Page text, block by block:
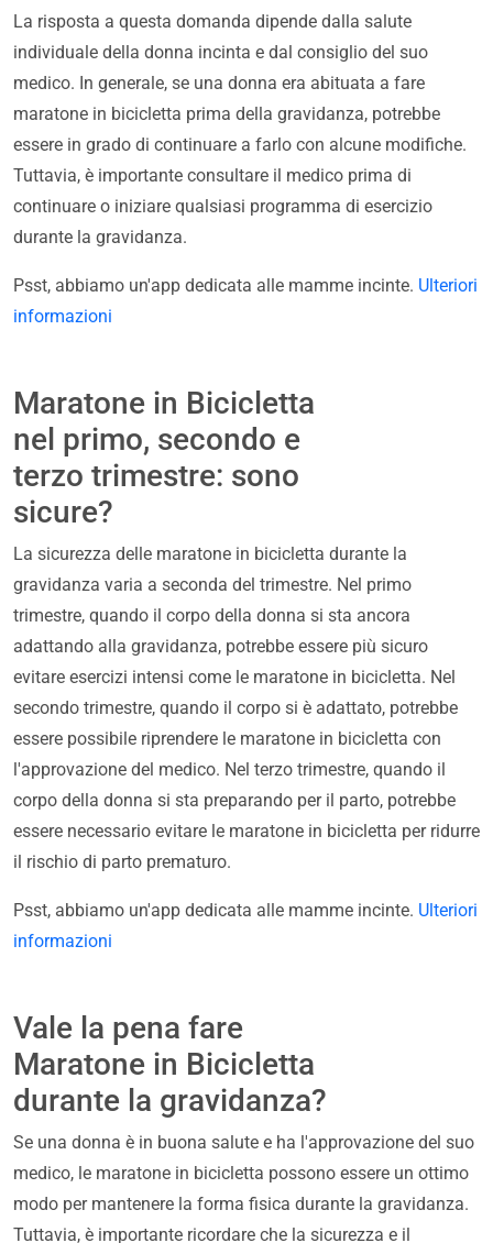
La risposta a questa domanda dipende dalla salute
individuale della donna incinta e dal consiglio del suo
medico. In generale, se una donna era abituata a fare
maratone in bicicletta prima della gravidanza, potrebbe
essere in grado di continuare a farlo con alcune modifiche.
Tuttavia, è importante consultare il medico prima di
continuare o iniziare qualsiasi programma di esercizio
durante la gravidanza.
Psst, abbiamo un'app dedicata alle mamme incinte. Ulteriori
informazioni
Maratone in Bicicletta
nel primo, secondo e
terzo trimestre: sono
sicure?
La sicurezza delle maratone in bicicletta durante la
gravidanza varia a seconda del trimestre. Nel primo
trimestre, quando il corpo della donna si sta ancora
adattando alla gravidanza, potrebbe essere più sicuro
evitare esercizi intensi come le maratone in bicicletta. Nel
secondo trimestre, quando il corpo si è adattato, potrebbe
essere possibile riprendere le maratone in bicicletta con
l'approvazione del medico. Nel terzo trimestre, quando il
corpo della donna si sta preparando per il parto, potrebbe
essere necessario evitare le maratone in bicicletta per ridurre
il rischio di parto prematuro.
Psst, abbiamo un'app dedicata alle mamme incinte. Ulteriori
informazioni
Vale la pena fare
Maratone in Bicicletta
durante la gravidanza?
Se una donna è in buona salute e ha l'approvazione del suo
medico, le maratone in bicicletta possono essere un ottimo
modo per mantenere la forma fisica durante la gravidanza.
Tuttavia, è importante ricordare che la sicurezza e il